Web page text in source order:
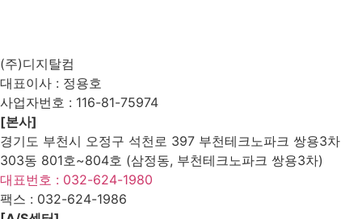
(주)디지탈컴
대표이사 : 정용호
사업자번호 : 116-81-75974
[본사]
경기도 부천시 오정구 석천로 397 부천테크노파크 쌍용3차
303동 801호~804호 (삼정동, 부천테크노파크 쌍용3차)
대표번호 : 032-624-1980
팩스 : 032-624-1986